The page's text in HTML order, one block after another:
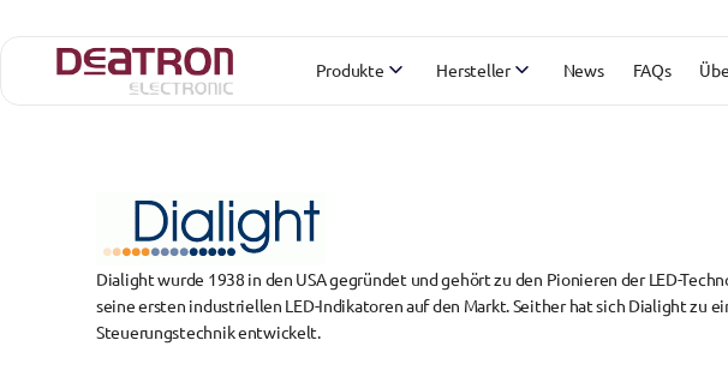
Dialight wurde 1938 in den USA gegründet und gehört zu den Pionieren der LED-
seine ersten industriellen LED-Indikatoren auf den Markt. Seither hat sich Dialight zu
Steuerungstechnik entwickelt.
Produkte Hersteller News FAQs